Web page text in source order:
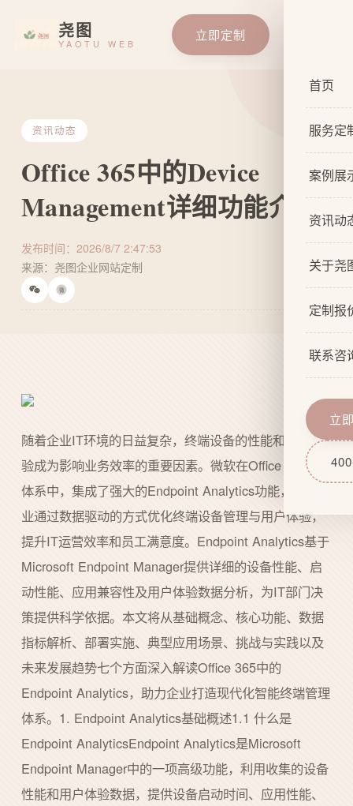
尧图
YAOTU WEB
立即定制
首页
服务定
服务
基础
自适
网站
网站
案例展
资讯动
关于尧
关于
设计
技术
定制报
联系咨
立
资讯动态
Office 365中的Device
Management详细功能介绍
发布时间：2026/8/7 2:47:53
来源：尧图企业网站定制
微
随着企业IT环境的日益复杂，终端设备的性能和用户体
验成为影响业务效率的重要因素。微软在Office 365生态
体系中，集成了强大的Endpoint Analytics功能，帮助企
业通过数据驱动的方式优化终端设备管理与用户体验，
提升IT运营效率和员工满意度。Endpoint Analytics基于
Microsoft Endpoint Manager提供详细的设备性能、启
动性能、应用兼容性及用户体验数据分析，为IT部门决
策提供科学依据。本文将从基础概念、核心功能、数据
指标解析、部署实施、典型应用场景、挑战与实践以及
未来发展趋势七个方面深入解读Office 365中的
Endpoint Analytics，助力企业打造现代化智能终端管理
体系。1. Endpoint Analytics基础概述1.1 什么是
Endpoint AnalyticsEndpoint Analytics是Microsoft
Endpoint Manager中的一项高级功能，利用收集的设备
性能和用户体验数据，提供设备启动时间、应用性能、